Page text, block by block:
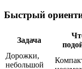
Быстрый
Задача
Дорожки,
небольшой